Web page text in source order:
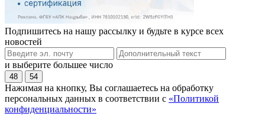
Подпишитесь на нашу рассылку и будьте в курсе всех
новостей
и выберите большее число
48 54
Нажимая на кнопку, Вы соглашаетесь на обработку
персональных данных в соответствии с «Политикой
конфиденциальности»